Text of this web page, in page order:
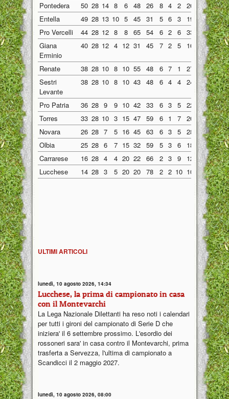
Pontedera
50 28 14 8 6 48 26 8 4 2 26 15 6 4
Entella
49 28 13 10 5 45 31 5 6 3 19 19 8 4
Pro Vercelli
44 28 12 8 8 65 54 6 2 6 33 27 6 6
Giana
Erminio
40 28 12 4 12 31 45 7 2 5 16 19 5 2
Renate 38 28 10 8 10 55 48 6 7 1 27 16 4 1
Sestri
Levante
38 28 10 8 10 43 48 6 4 4 24 22 4 4
Pro Patria 36 28 9 9 10 42 33 6 3 5 22 14 3 6
Torres
33 28 10 3 15 47 59 6 1 7 26 28 4 2
Novara
26 28 7 5 16 45 63 6 3 5 28 30 1 2
Olbia
25 28 6 7 15 32 59 5 3 6 18 26 1 4
Carrarese
16 28 4 4 20 22 66 2 3 9 12 33 2 1
Lucchese
14 28 3 5 20 20 78 2 2 10 10 37 1 3
ULTIMI ARTICOLI
lunedì, 10 agosto 2026, 14:34
Lucchese, la prima di campionato in casa
con il Montevarchi
La Lega Nazionale Dilettanti ha reso noti i calendari
per tutti i gironi del campionato di Serie D che
iniziera' il 6 settembre prossimo. L'esordio dei
rossoneri sara' in casa contro il Montevarchi, prima
trasferta a Servezza, l'ultima di campionato a
Scandicci il 2 maggio 2027.
lunedì, 10 agosto 2026, 08:00